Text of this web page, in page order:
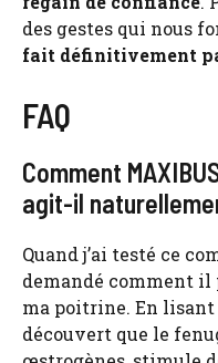
des gestes qui nous
fait définitivement
FAQ
Comment
agit-il
Quand j’ai testé ce
demandé comment
ma poitrine. En lisant
découvert que le